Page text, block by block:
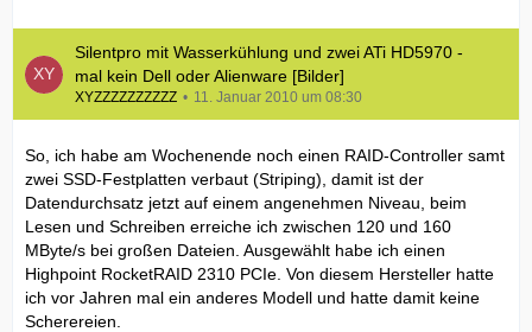
Silentpro mit Wasserkühlung und zwei ATi HD5970 -
mal kein Dell oder Alienware [Bilder]
XYZZZZZZZZZZ 11. Januar 2010 um 08:30
So, ich habe am Wochenende noch einen RAID-Controller samt
zwei SSD-Festplatten verbaut (Striping), damit ist der
Datendurchsatz jetzt auf einem angenehmen Niveau, beim
Lesen und Schreiben erreiche ich zwischen 120 und 160
MByte/s bei großen Dateien. Ausgewählt habe ich einen
Highpoint RocketRAID 2310 PCIe. Von diesem Hersteller hatte
ich vor Jahren mal ein anderes Modell und hatte damit keine
Scherereien.